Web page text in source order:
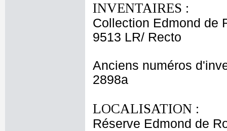
INVENTAIRES :
Collection Edmond de
9513 LR/ Recto
Anciens numéros
2898a
LOCALISATION :
Réserve Edmond de